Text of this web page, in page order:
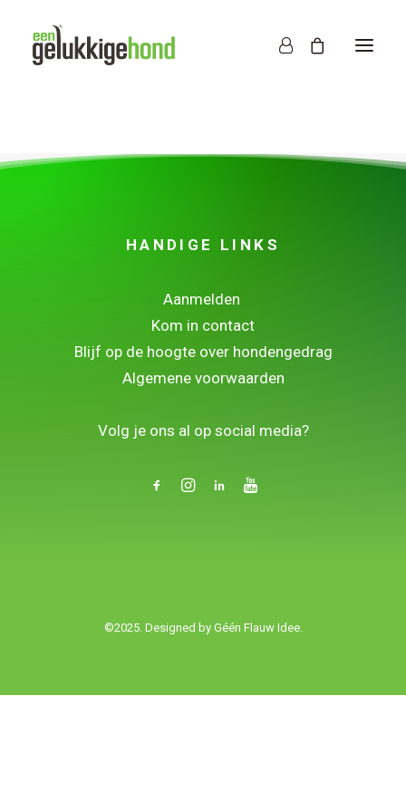
HANDIGE LINKS
Aanmelden
Kom in contact
Blijf op de hoogte over hondengedrag
Algemene voorwaarden
Volg je ons al op social media?
©2025. Designed by Géén Flauw Idee.